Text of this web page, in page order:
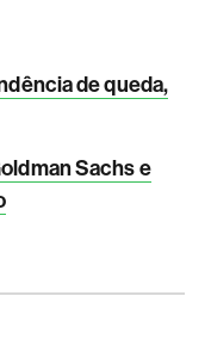
de queda,
Sachs e